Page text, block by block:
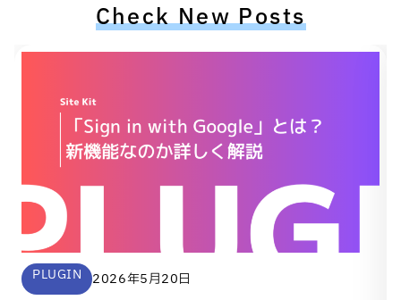
Check New Posts
PLUGIN 2026年5月20日